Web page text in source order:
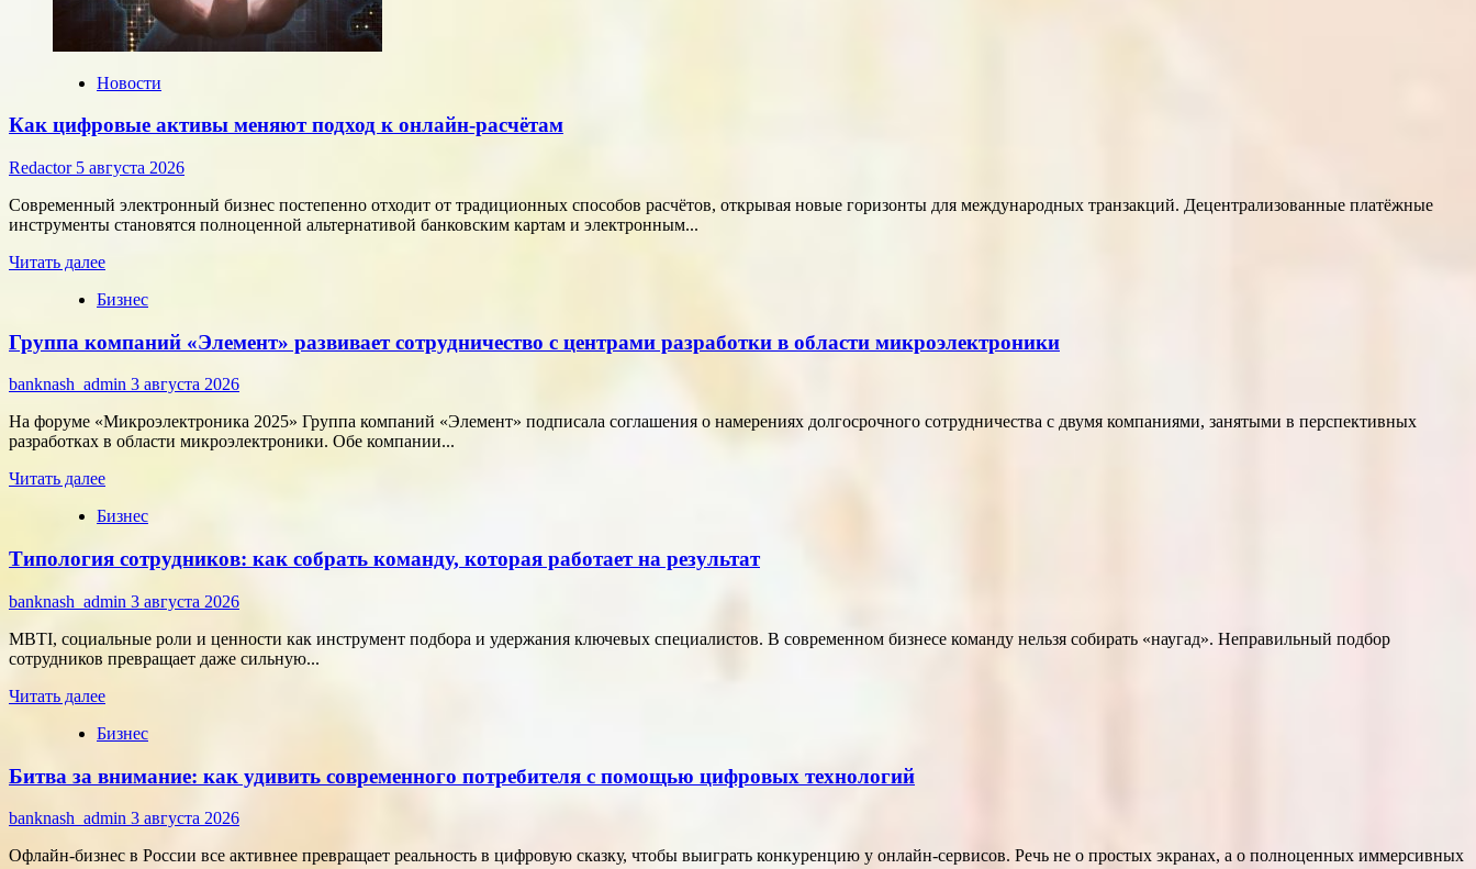
Новости
Как цифровые активы меняют подход к онлайн-расчётам
Redactor 5 августа 2026
Современный электронный бизнес постепенно отходит от традиционных способов расчётов, открывая новые горизонты для международных транзакций. Децентрализованные платёжные
инструменты становятся полноценной альтернативой банковским картам и электронным...
Читать далееПрочитать
о
цифровые
меняют
к
онлайн-
Бизнес
Группа компаний «Элемент» развивает сотрудничество с центрами разработки в области микроэлектроники
banknash_admin 3 августа 2026
На форуме «Микроэлектроника 2025» Группа компаний «Элемент» подписала соглашения о намерениях долгосрочного сотрудничества с двумя компаниями, занятыми в перспективных
разработках в области микроэлектроники. Обе компании...
Читать далееПрочитать
о
компаний
«Элемент»
развивает
сотрудничество
с
центрами
в
микроэлектроники
Бизнес
Типология сотрудников: как собрать команду, которая работает на результат
banknash_admin 3 августа 2026
MBTI, социальные роли и ценности как инструмент подбора и удержания ключевых специалистов. В современном бизнесе команду нельзя собирать «наугад». Неправильный подбор
сотрудников превращает даже сильную...
Читать далееПрочитать
о
сотрудников:
собрать
команду,
которая
Бизнес
Битва за внимание: как удивить современного потребителя с помощью цифровых технологий
banknash_admin 3 августа 2026
Офлайн-бизнес в России все активнее превращает реальность в цифровую сказку, чтобы выиграть конкуренцию у онлайн-сервисов. Речь не о простых экранах, а о полноценных иммерсивных